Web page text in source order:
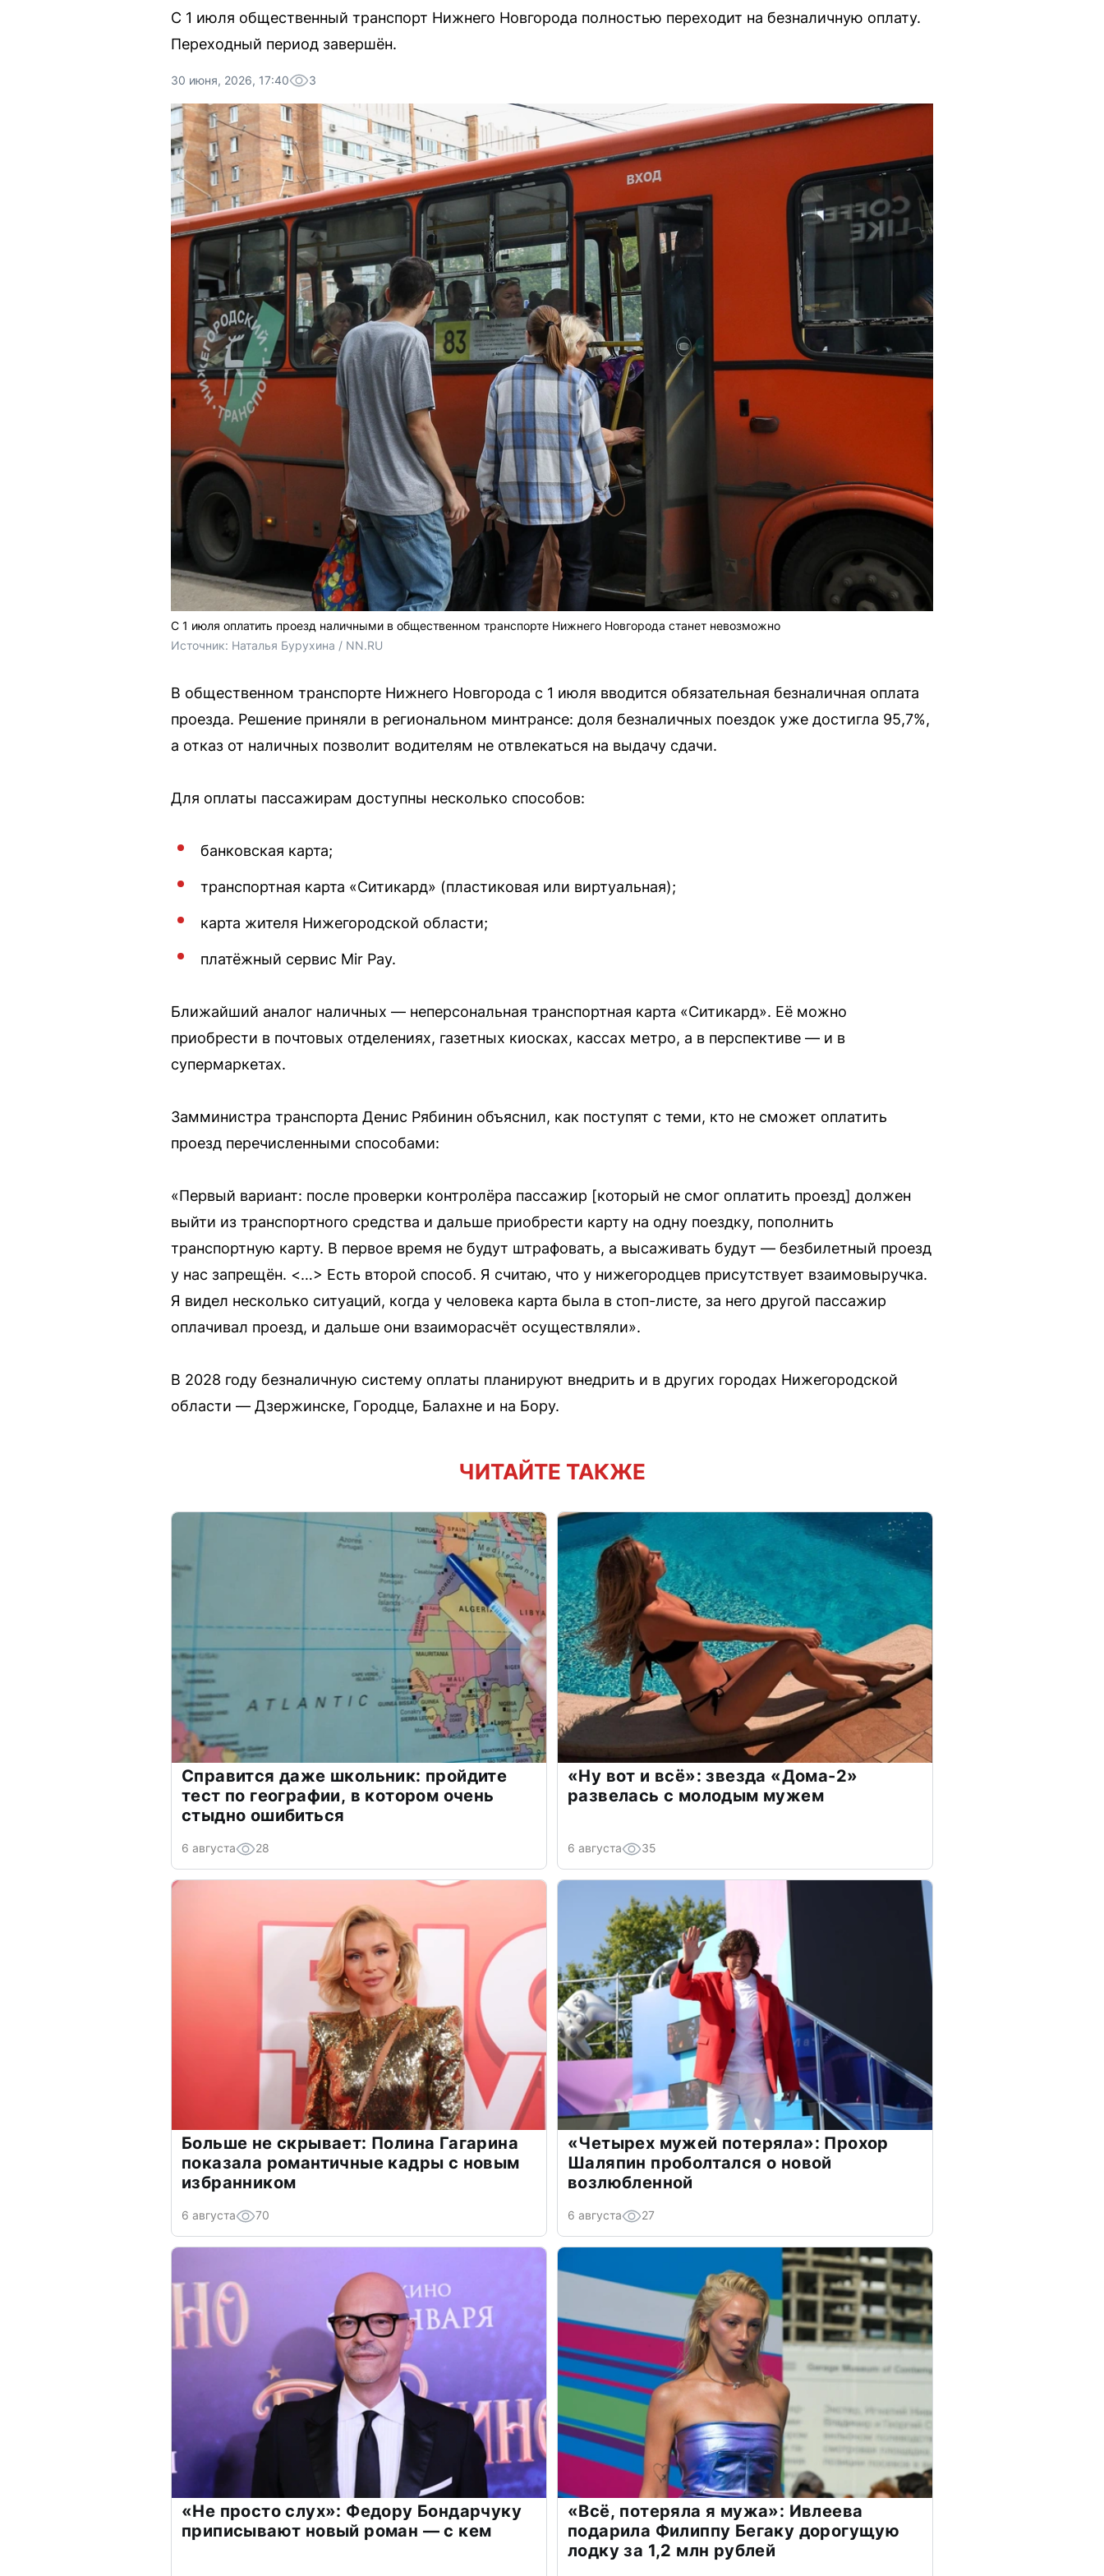
С 1 июля общественный транспорт Нижнего Новгорода полностью переходит на безналичную оплату.
Переходный период завершён.
30 июня, 2026, 17:40 3
С 1 июля оплатить проезд наличными в общественном транспорте Нижнего Новгорода станет невозможно
Источник: Наталья Бурухина / NN.RU
В общественном транспорте Нижнего Новгорода с 1 июля вводится обязательная безналичная оплата
проезда. Решение приняли в региональном минтрансе: доля безналичных поездок уже достигла 95,7%,
а отказ от наличных позволит водителям не отвлекаться на выдачу сдачи.
Для оплаты пассажирам доступны несколько способов:
банковская карта;
транспортная карта «Ситикард» (пластиковая или виртуальная);
карта жителя Нижегородской области;
платёжный сервис Mir Pay.
Ближайший аналог наличных — неперсональная транспортная карта «Ситикард». Её можно
приобрести в почтовых отделениях, газетных киосках, кассах метро, а в перспективе — и в
супермаркетах.
Замминистра транспорта Денис Рябинин объяснил, как поступят с теми, кто не сможет оплатить
проезд перечисленными способами:
«Первый вариант: после проверки контролёра пассажир [который не смог оплатить проезд] должен
выйти из транспортного средства и дальше приобрести карту на одну поездку, пополнить
транспортную карту. В первое время не будут штрафовать, а высаживать будут — безбилетный проезд
у нас запрещён. <…> Есть второй способ. Я считаю, что у нижегородцев присутствует взаимовыручка.
Я видел несколько ситуаций, когда у человека карта была в стоп-листе, за него другой пассажир
оплачивал проезд, и дальше они взаиморасчёт осуществляли».
В 2028 году безналичную систему оплаты планируют внедрить и в других городах Нижегородской
области — Дзержинске, Городце, Балахне и на Бору.
ЧИТАЙТЕ ТАКЖЕ
Справится даже школьник: пройдите
тест по географии, в котором очень
стыдно ошибиться
6 августа 28
«Ну вот и всё»: звезда «Дома-2»
развелась с молодым мужем
6 августа 35
Больше не скрывает: Полина Гагарина
показала романтичные кадры с новым
избранником
6 августа 70
«Четырех мужей потеряла»: Прохор
Шаляпин проболтался о новой
возлюбленной
6 августа 27
«Не просто слух»: Федору Бондарчуку
приписывают новый роман — с кем
«Всё, потеряла я мужа»: Ивлеева
подарила Филиппу Бегаку дорогущую
лодку за 1,2 млн рублей